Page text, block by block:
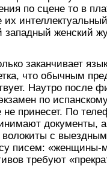
по сцене то в
западный женский
заканчивает
что обычным
Наутро после
по
принесет. По
документы,
с
писем:
требуют